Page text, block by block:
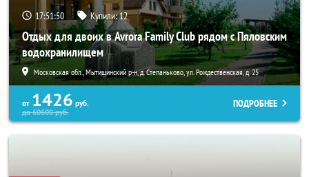
17:51:47 Купили:12
Отдых для двоих в Avrora Family Club рядом с Пяловским
водохранилищем
Московская обл., Мытищинский р-н, д. Степаньково, ул. Рождественская, д. 25
от 1426 руб.
до60600руб.
ПОДРОБНЕЕ